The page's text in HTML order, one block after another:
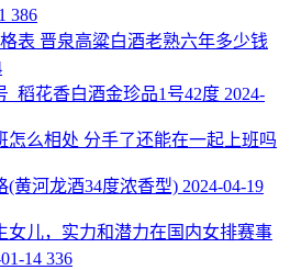
386
表 晋泉高粱白酒老熟六年多少钱
_稻花香白酒金珍品1号42度 2024-
怎么相处 分手了还能在一起上班吗
(黄河龙酒34度浓香型) 2024-04-19
女儿，实力和潜力在国内女排赛事
14 336